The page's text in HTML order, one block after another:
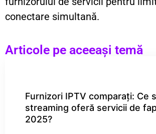
conectare simultană.
Articole pe aceeaşi temă
Furnizori IPTV comparați: Ce
streaming oferă servicii de
2025?